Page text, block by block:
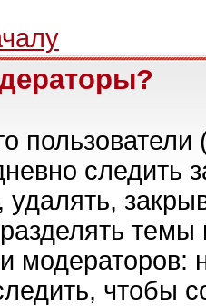
пользователи
следить
удалять,
темы
модераторов:
чтобы